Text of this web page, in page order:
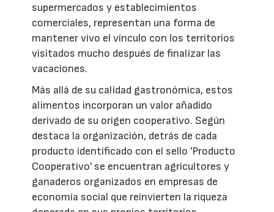
supermercados y establecimientos
comerciales, representan una forma de
mantener vivo el vínculo con los territorios
visitados mucho después de finalizar las
vacaciones.
Más allá de su calidad gastronómica, estos
alimentos incorporan un valor añadido
derivado de su origen cooperativo. Según
destaca la organización, detrás de cada
producto identificado con el sello 'Producto
Cooperativo' se encuentran agricultores y
ganaderos organizados en empresas de
economía social que reinvierten la riqueza